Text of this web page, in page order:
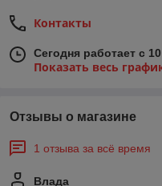
Контакты
Сегодня работает с
Показать весь
Отзывы о магазине
1 отзыва за всё время
Влада